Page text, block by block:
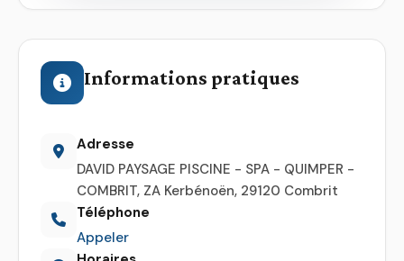
Informations pratiques
Adresse
DAVID PAYSAGE PISCINE - SPA - QUIMPER -
COMBRIT, ZA Kerbénoën, 29120 Combrit
Téléphone
Appeler